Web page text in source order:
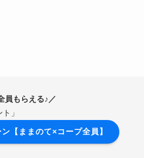
員もらえる♪／
」
【ままのて×コープ全員】